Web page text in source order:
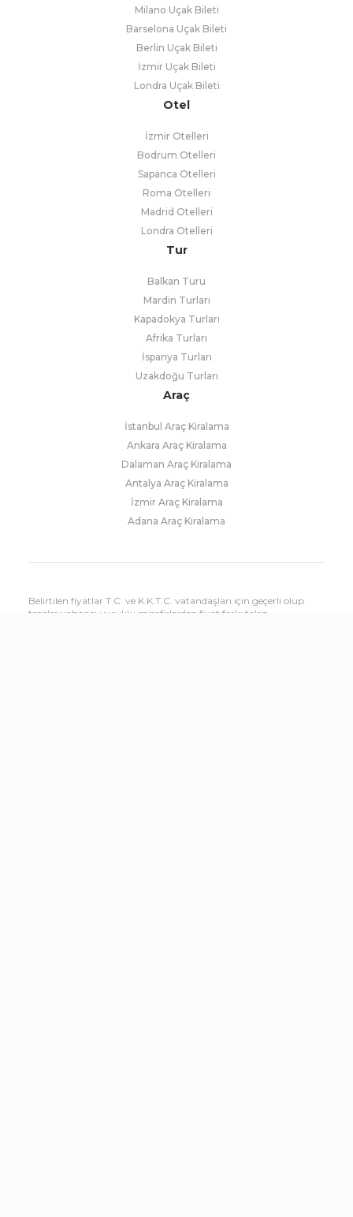
Milano Uçak Bileti
Barselona Uçak Bileti
Berlin Uçak Bileti
İzmir Uçak Bileti
Londra Uçak Bileti
Otel
İzmir Otelleri
Bodrum Otelleri
Sapanca Otelleri
Roma Otelleri
Madrid Otelleri
Londra Otelleri
Tur
Balkan Turu
Mardin Turları
Kapadokya Turları
Afrika Turları
İspanya Turları
Uzakdoğu Turları
Araç
İstanbul Araç Kiralama
Ankara Araç Kiralama
Dalaman Araç Kiralama
Antalya Araç Kiralama
İzmir Araç Kiralama
Adana Araç Kiralama
Belirtilen fiyatlar T.C. ve K.K.T.C. vatandaşları için geçerli olup
tesisler yabancı uyruklu misafirlerden fiyat farkı talep